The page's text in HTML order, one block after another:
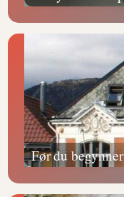
Før du begynner